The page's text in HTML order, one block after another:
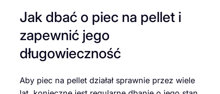
Jak dbać o piec na pellet i
zapewnić jego
długowieczność
Aby piec na pellet działał sprawnie przez wiele